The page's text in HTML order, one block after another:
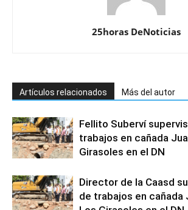
25horas DeNoticias
Artículos relacionados Más del autor
Fellito Suberví
trabajos en cañada
Girasoles en el DN
Director de la Caasd
de trabajos en cañada